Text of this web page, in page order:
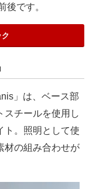
後です。
」は、ベース部
スチールを使用し
ト。照明として使
材の組み合わせが